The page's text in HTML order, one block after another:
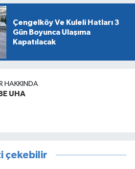
Çengelköy Ve Kuleli Hatları 3
Gün Boyunca Ulaşıma
Kapatılacak
HAKKINDA
UHA
çekebilir